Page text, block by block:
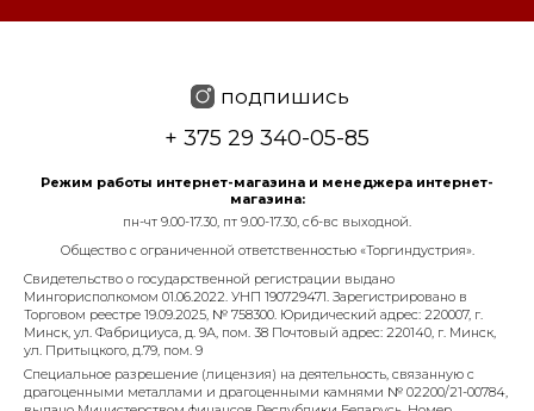
подпишись
+ 375 29 340-05-85
Режим работы интернет-магазина и менеджера интернет-
магазина:
пн-чт 9.00-17.30, пт 9.00-17.30, сб-вс выходной.
Общество с ограниченной ответственностью «Торгиндустрия».
Свидетельство о государственной регистрации выдано
Мингорисполкомом 01.06.2022. УНП 190729471. Зарегистрировано в
Торговом реестре 19.09.2025, № 758300. Юридический адрес: 220007, г.
Минск, ул. Фабрициуса, д. 9А, пом. 38 Почтовый адрес: 220140, г. Минск,
ул. Притыцкого, д.79, пом. 9
Специальное разрешение (лицензия) на деятельность, связанную с
драгоценными металлами и драгоценными камнями № 02200/21-00784,